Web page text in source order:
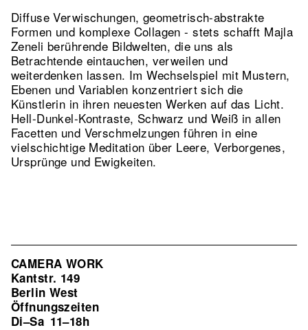
Diffuse Verwischungen, geometrisch-abstrakte
Formen und komplexe Collagen - stets schafft Majla
Zeneli berührende Bildwelten, die uns als
Betrachtende eintauchen, verweilen und
weiterdenken lassen. Im Wechselspiel mit Mustern,
Ebenen und Variablen konzentriert sich die
Künstlerin in ihren neuesten Werken auf das Licht.
Hell-Dunkel-Kontraste, Schwarz und Weiß in allen
Facetten und Verschmelzungen führen in eine
vielschichtige Meditation über Leere, Verborgenes,
Ursprünge und Ewigkeiten.
CAMERA WORK
Kantstr. 149
Berlin West
Öffnungszeiten
Di–Sa 11–18h